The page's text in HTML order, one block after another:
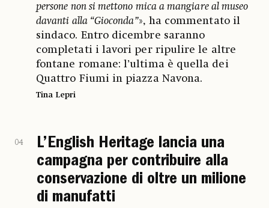
persone non si mettono mica a mangiare al museo
davanti alla “Gioconda”», ha commentato il
sindaco. Entro dicembre saranno
completati i lavori per ripulire le altre
fontane romane: l’ultima è quella dei
Quattro Fiumi in piazza Navona.
Tina Lepri
04
L’English Heritage lancia una
campagna per contribuire alla
conservazione di oltre un milione
di manufatti